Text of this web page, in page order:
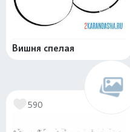
Вишня спелая
590